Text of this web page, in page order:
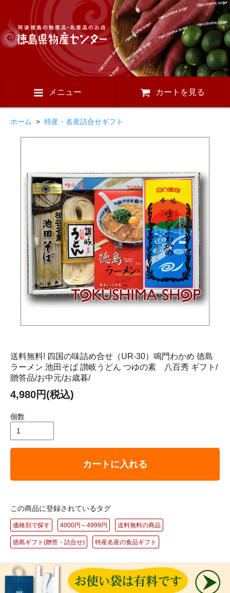
メニュー カートを見る
ホーム > 特産・名産詰合せギフト
送料無料! 四国の味詰め合せ（UR-30）鳴門わかめ 徳島
ラーメン 池田そば 讃岐うどん つゆの素 八百秀 ギフト/
贈答品/お中元/お歳暮/
4,980円(税込)
個数
カートに入れる
この商品に登録されているタグ
価格別で探す 4000円～4999円 送料無料の商品
徳島ギフト(贈答・詰合せ) 特産名産の食品ギフト